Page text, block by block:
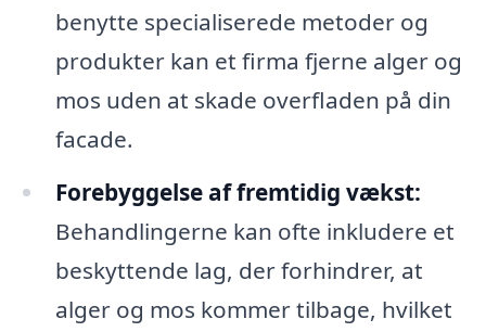
benytte specialiserede metoder og
produkter kan et firma fjerne alger og
mos uden at skade overfladen på din
facade.
Forebyggelse af fremtidig vækst:
Behandlingerne kan ofte inkludere et
beskyttende lag, der forhindrer, at
alger og mos kommer tilbage, hvilket